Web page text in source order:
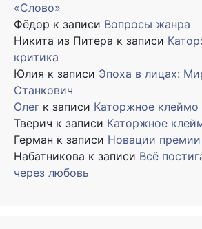
«Слово»
Фёдор к записи Вопросы жанра
Никита из Питера к записи
критика
Юлия к записи Эпоха в лицах:
Станкович
Олег к записи Каторжное клеймо
Тверич к записи Каторжное
Герман к записи Новации
Набатникова к записи Всё
через любовь